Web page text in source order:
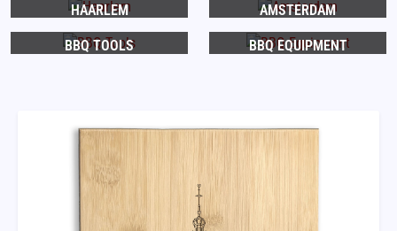
HAARLEM AMSTERDAM
BBQ TOOLS BBQ EQUIPMENT